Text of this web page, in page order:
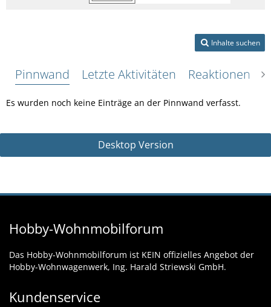
Inhalte suchen
Pinnwand Letzte Aktivitäten Reaktionen
Es wurden noch keine Einträge an der Pinnwand verfasst.
Desktop Version
Hobby-Wohnmobilforum
Das Hobby-Wohnmobilforum ist KEIN offizielles Angebot der
Hobby-Wohnwagenwerk, Ing. Harald Striewski GmbH.
Kundenservice